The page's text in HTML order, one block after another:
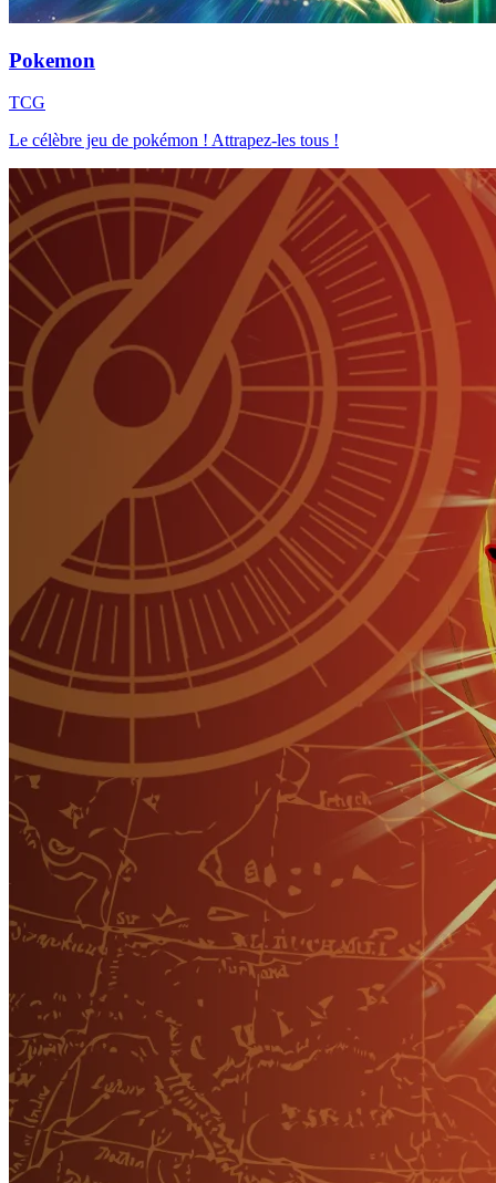
Pokemon
TCG
Le célèbre jeu de pokémon ! Attrapez-les tous !